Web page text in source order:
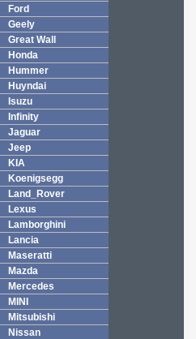
Ford
Geely
Great Wall
Honda
Hummer
Huyndai
Isuzu
Infinity
Jaguar
Jeep
KIA
Koenigsegg
Land_Rover
Lexus
Lamborghini
Lancia
Maseratti
Mazda
Mercedes
MINI
Mitsubishi
Nissan